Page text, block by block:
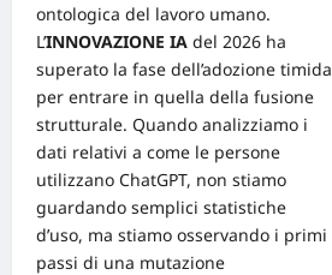
ontologica del lavoro umano.
L’INNOVAZIONE IA del 2026 ha
superato la fase dell’adozione timida
per entrare in quella della fusione
strutturale. Quando analizziamo i
dati relativi a come le persone
utilizzano ChatGPT, non stiamo
guardando semplici statistiche
d’uso, ma stiamo osservando i primi
passi di una mutazione